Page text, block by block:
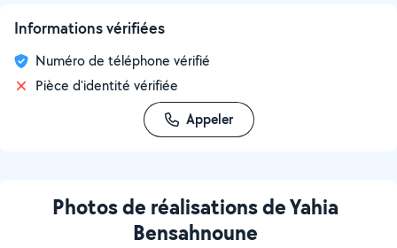
Informations vérifiées
Numéro de téléphone vérifié
Pièce d'identité vérifiée
Appeler
Photos de réalisations de Yahia
Bensahnoune